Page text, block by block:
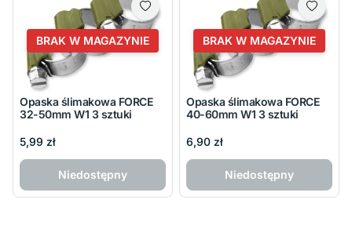
BRAK W MAGAZYNIE
Opaska ślimakowa FORCE
32-50mm W1 3 sztuki
5,99 zł
Niedostępny
BRAK W MAGAZYNIE
Opaska ślimakowa FORCE
40-60mm W1 3 sztuki
6,90 zł
Niedostępny